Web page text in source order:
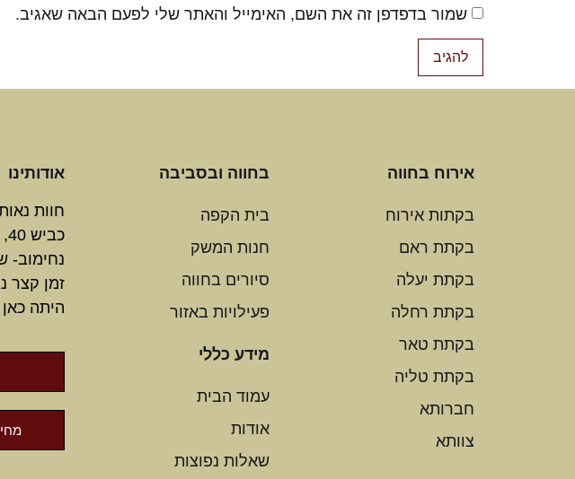
שמור בדפדפן זה את השם, האימייל והאתר שלי לפעם הבאה שאגיב.
אירוח בחווה
בקתות אירוח
בקתת ראם
בקתת יעלה
בקתת רחלה
בקתת טאר
בקתת טליה
חברותא
צוותא
בחווה ובסביבה
בית הקפה
חנות המשק
סיורים בחווה
פעילויות באזור
מידע כללי
עמוד הבית
אודות
שאלות נפוצות
אודותינו
נחימוב-
זמן קצר
היתה